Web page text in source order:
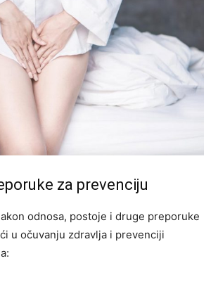
za prevenciju
odnosa, postoje i druge preporuke
u očuvanju zdravlja i prevenciji